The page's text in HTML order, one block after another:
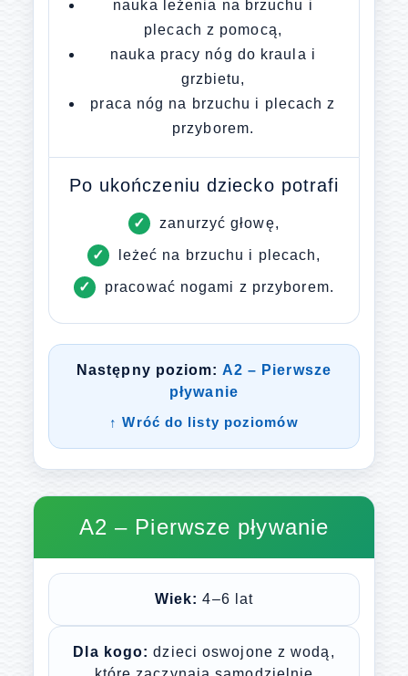
nauka leżenia na brzuchu i
plecach z pomocą,
nauka pracy nóg do kraula i
grzbietu,
praca nóg na brzuchu i plecach z
przyborem.
Po ukończeniu dziecko potrafi
zanurzyć głowę,
leżeć na brzuchu i plecach,
pracować nogami z przyborem.
Następny poziom: A2 – Pierwsze
pływanie
↑ Wróć do listy poziomów
A2 – Pierwsze pływanie
Wiek: 4–6 lat
Dla kogo: dzieci oswojone z wodą,